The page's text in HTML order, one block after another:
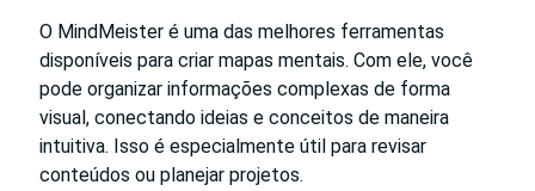
O MindMeister é uma das melhores ferramentas
disponíveis para criar mapas mentais. Com ele, você
pode organizar informações complexas de forma
visual, conectando ideias e conceitos de maneira
intuitiva. Isso é especialmente útil para revisar
conteúdos ou planejar projetos.